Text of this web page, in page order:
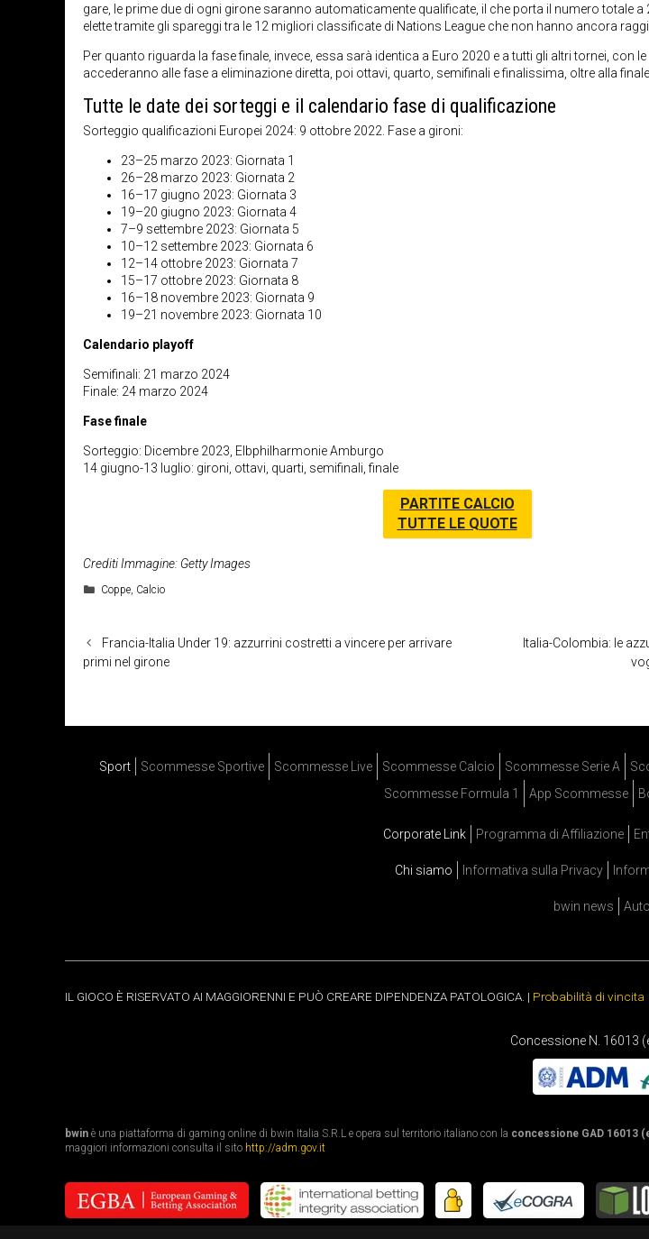
gare, le prime due di ogni girone saranno automaticamente qualificate, il che porta il numero totale a
elette tramite gli spareggi tra le 12 migliori classificate di Nations League che non hanno ancora
Per quanto riguarda la fase finale, invece, essa sarà identica a Euro 2020 e a tutti gli altri tornei, con
accederanno alle fase a eliminazione diretta, poi ottavi, quarto, semifinali e finalissima, oltre alla
Tutte le date dei sorteggi e il calendario fase di qualificazione
Sorteggio qualificazioni Europei 2024: 9 ottobre 2022. Fase a gironi:
23–25 marzo 2023: Giornata 1
26–28 marzo 2023: Giornata 2
16–17 giugno 2023: Giornata 3
19–20 giugno 2023: Giornata 4
7–9 settembre 2023: Giornata 5
10–12 settembre 2023: Giornata 6
12–14 ottobre 2023: Giornata 7
15–17 ottobre 2023: Giornata 8
16–18 novembre 2023: Giornata 9
19–21 novembre 2023: Giornata 10
Calendario playoff
Semifinali: 21 marzo 2024
Finale: 24 marzo 2024
Fase finale
Sorteggio: Dicembre 2023, Elbphilharmonie Amburgo
14 giugno-13 luglio: gironi, ottavi, quarti, semifinali, finale
PARTITE CALCIO
TUTTE LE QUOTE
Crediti Immagine: Getty Images
Categorie
Coppe, Calcio
Francia-Italia Under 19: azzurrini costretti a vincere per arrivare
primi nel girone
Italia-Colombia: le
Sport Scommesse Sportive Scommesse Live Scommesse Calcio Scommesse Serie A
Scommesse Formula 1
App Scommesse
Corporate Link Programma di Affiliazione
Chi siamo Informativa sulla Privacy
bwin news
IL GIOCO È RISERVATO AI MAGGIORENNI E PUÒ CREARE DIPENDENZA PATOLOGICA. | Probabilità di vincita
Concessione N. 16013
bwin è una piattaforma di gaming online di bwin Italia S.R.L e opera sul territorio italiano con la concessione GAD 16013
maggiori informazioni consulta il sito http://adm.gov.it